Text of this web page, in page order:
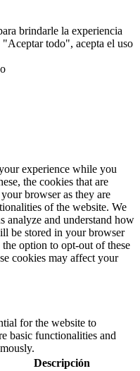
brindarle la experiencia
todo", acepta el uso
experience while you
the cookies that are
browser as they are
of the website. We
analyze and understand how
be stored in your browser
option to opt-out of these
cookies may affect your
for the website to
basic functionalities and
Descripción